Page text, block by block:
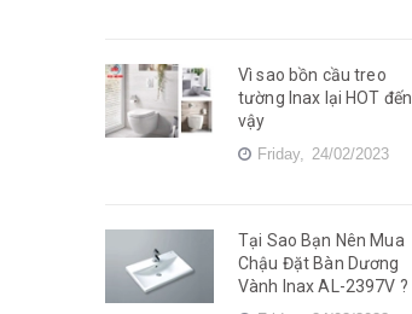
Vì sao bồn cầu treo
tường Inax lại HOT đến
vậy
Friday, 24/02/2023
Tại Sao Bạn Nên Mua
Chậu Đặt Bàn Dương
Vành Inax AL-2397V ?